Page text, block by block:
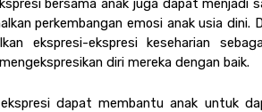
bersama anak juga dapat
perkembangan emosi anak usia dini.
ekspresi-ekspresi keseharian
diri mereka dengan baik.
dapat membantu anak untuk